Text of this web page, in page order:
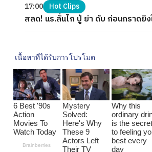
17:00 Hot Clips
สลด! นร.ลั่นไก ปู่ ย่า ดับ ก่อนกราดยิง